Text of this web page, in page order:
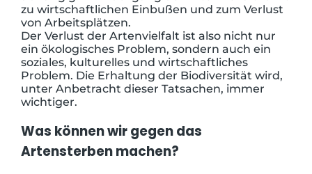
zu wirtschaftlichen Einbußen und zum Verlust
von Arbeitsplätzen.
Der Verlust der Artenvielfalt ist also nicht nur
ein ökologisches Problem, sondern auch ein
soziales, kulturelles und wirtschaftliches
Problem. Die Erhaltung der Biodiversität wird,
unter Anbetracht dieser Tatsachen, immer
wichtiger.
Was können wir gegen das
Artensterben machen?